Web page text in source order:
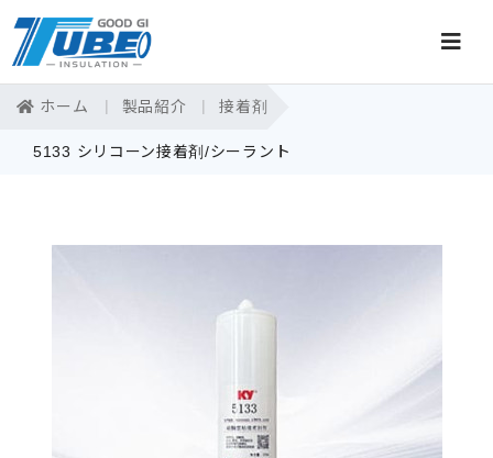
ホーム 製品紹介 接着剤
5133 シリコーン接着剤/シーラント